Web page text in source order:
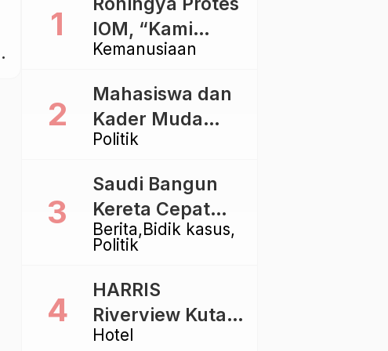
Kemanusiaan
IOM, “Kami
dibiarkan Mati
Politik
Mahasiswa dan
Kader Muda
Ramaikan Forum
Golkar di
Singaraja
Berita Bidik kasus
Politik
Saudi Bangun
Kereta Cepat
Rp112 Triliun,
Proyek Rp116
Triliun yang
Baru Sampai
Hotel
HARRIS
Riverview Kuta
Bali Tawarkan